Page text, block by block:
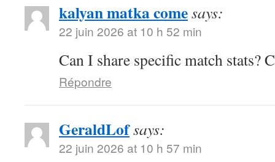
kalyan matka comesays:
22 juin 2026 at 10 h 52 min
Can I share specific match stats?
Répondre
GeraldLofsays:
22 juin 2026 at 10 h 57 min